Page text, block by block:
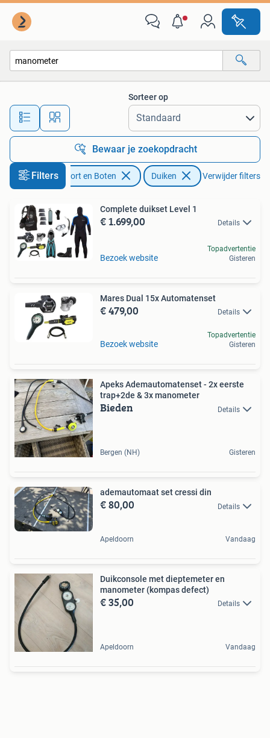
Alle afstanden…
Sorteer op
Bewaar je zoekopdracht
Filters
Watersport en Boten Duiken Verwijder filters
Complete duikset Level 1
€ 1.699,00 Details
Bezoek website
Topadvertentie
Gisteren
Mares Dual 15x Automatenset
€ 479,00 Details
Bezoek website
Topadvertentie
Gisteren
Apeks Ademautomatenset - 2x eerste
trap+2de & 3x manometer
Bieden Details
Bergen (NH) Gisteren
ademautomaat set cressi din
€ 80,00 Details
Apeldoorn Vandaag
Duikconsole met dieptemeter en
manometer (kompas defect)
€ 35,00 Details
Apeldoorn Vandaag